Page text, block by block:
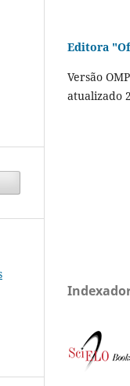
Editora
Versão
atualizado